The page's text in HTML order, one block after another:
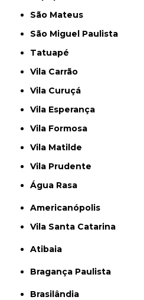
São Mateus
São Miguel Paulista
Tatuapé
Vila Carrão
Vila Curuçá
Vila Esperança
Vila Formosa
Vila Matilde
Vila Prudente
Água Rasa
Americanópolis
Vila Santa Catarina
Atibaia
Bragança Paulista
Brasilândia